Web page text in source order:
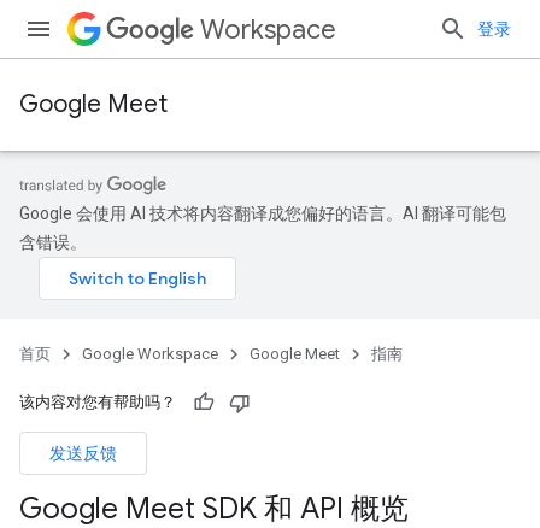
Workspace 登录
Google Meet
Google 会使用 AI 技术将内容翻译成您偏好的语言。AI 翻译可能包
含错误。
首页 Google Workspace Google Meet 指南
该内容对您有帮助吗？
发送反馈
Google Meet SDK 和 API 概览